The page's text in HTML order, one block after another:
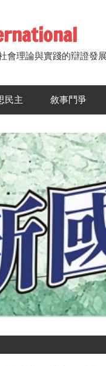
會理論與實踐的辯證發
民主 敘事鬥爭